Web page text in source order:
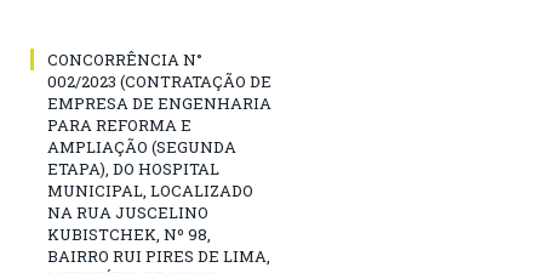
CONCORRÊNCIA N°
002/2023 (CONTRATAÇÃO DE
EMPRESA DE ENGENHARIA
PARA REFORMA E
AMPLIAÇÃO (SEGUNDA
ETAPA), DO HOSPITAL
MUNICIPAL, LOCALIZADO
NA RUA JUSCELINO
KUBISTCHEK, Nº 98,
BAIRRO RUI PIRES DE LIMA,